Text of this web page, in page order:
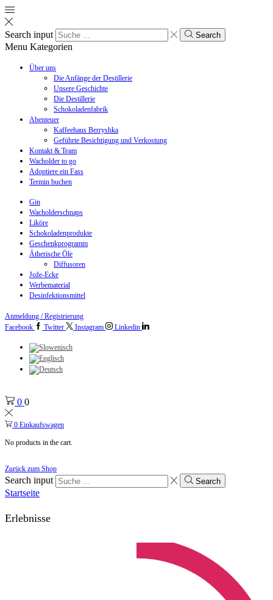
Search input Search
Menu Kategorien
Über uns
Die Anfänge der Destillerie
Unsere Geschichte
Die Destillerie
Schokoladenfabrik
Abenteuer
Kaffeehaus Berryshka
Geführte Besichtigung und Verkostung
Kontakt & Team
Wacholder to go
Adoptiere ein Fass
Termin buchen
Gin
Wacholderschnaps
Liköre
Schokoladenprodukte
Geschenkprogramm
Ätherische Öle
Diffusoren
Jože-Ecke
Werbematerial
Desinfektionsmittel
Anmeldung / Registrierung
Facebook
Twitter Instagram Linkedin
0 0
0 Einkaufswagen
No products in the cart.
Zurück zum Shop
Search input Search
Startseite
Erlebnisse